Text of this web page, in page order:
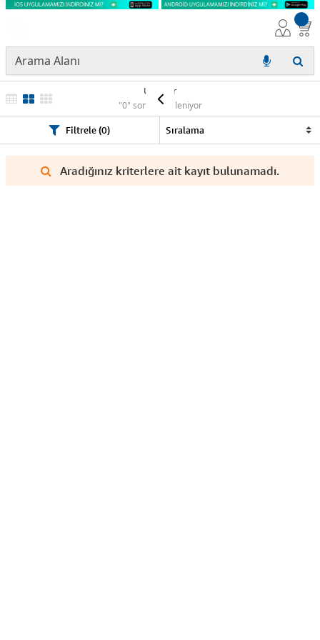
Ürünler
"0" sonuç listeleniyor
Filtrele (0)
Aradığınız kriterlere ait kayıt bulunamadı.